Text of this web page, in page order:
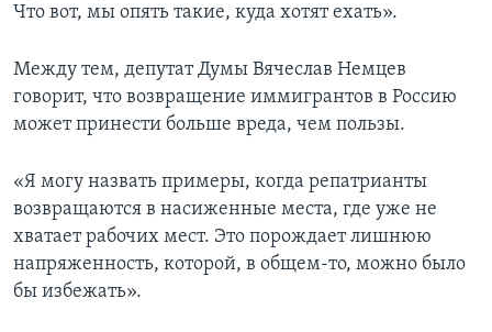
Что вот, мы опять такие, куда хотят ехать».
Между тем, депутат Думы Вячеслав Немцев
говорит, что возвращение иммигрантов в Россию
может принести больше вреда, чем пользы.
«Я могу назвать примеры, когда репатрианты
возвращаются в насиженные места, где уже не
хватает рабочих мест. Это порождает лишнюю
напряженность, которой, в общем-то, можно было
бы избежать».